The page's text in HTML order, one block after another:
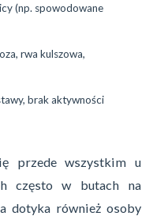
(np. spowodowane
rwa kulszowa,
brak aktywności
przede wszystkim u
często w butach na
dotyka również osoby